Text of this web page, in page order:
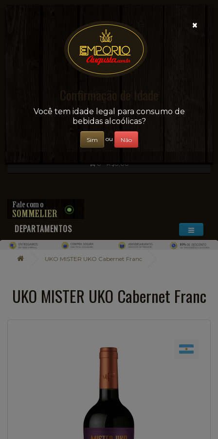
Sua conveniência e adega on-line!
0 - R$0,00
DEPARTAMENTOS
UKO MISTER UKO Cabernet Franc
UKO MISTER UKO Cabernet Franc
×
Confirmação de Idade
Você tem idade legal para consumo de
bebidas alcoólicas?
Sim ou Não